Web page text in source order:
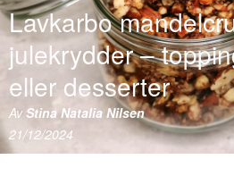
Lavkarbo
julekrydder –
eller desserter
AvStina Natalia Nilsen
21/12/2024